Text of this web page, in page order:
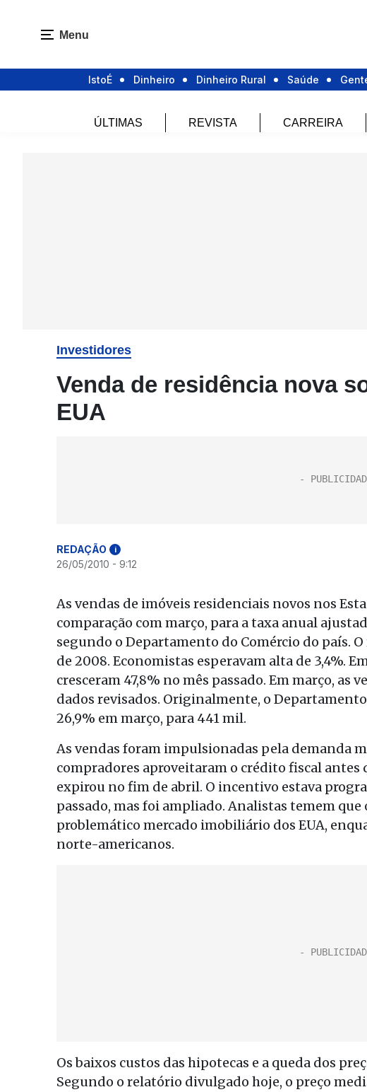
Menu
IstoÉ Dinheiro Dinheiro Rural Saúde
ÚLTIMAS REVISTA CARREIRA
Investidores
Venda de residência nova
EUA
REDAÇÃO i
26/05/2010 - 9:12
As vendas de imóveis residenciais novos nos
comparação com março, para a taxa anual
segundo o Departamento do Comércio do país.
de 2008. Economistas esperavam alta de 3,4%.
cresceram 47,8% no mês passado. Em março, as
dados revisados. Originalmente, o
26,9% em março, para 441 mil.
As vendas foram impulsionadas pela demanda
compradores aproveitaram o crédito fiscal antes
expirou no fim de abril. O incentivo estava
passado, mas foi ampliado. Analistas temem
problemático mercado imobiliário dos EUA,
norte-americanos.
Os baixos custos das hipotecas e a queda dos
Segundo o relatório divulgado hoje, o preço